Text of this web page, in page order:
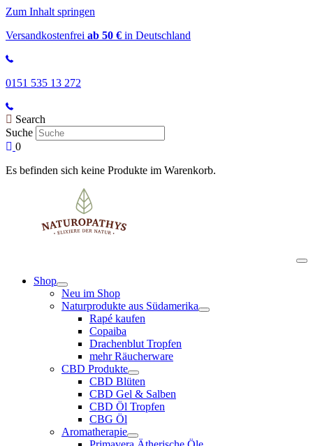
Zum Inhalt springen
Versandkostenfrei ab 50 € in Deutschland
0151 535 13 272
Search
Suche
0
Es befinden sich keine Produkte im Warenkorb.
Shop
Neu im Shop
Naturprodukte aus Südamerika
Rapé kaufen
Copaiba
Drachenblut Tropfen
mehr Räucherware
CBD Produkte
CBD Blüten
CBD Gel & Salben
CBD Öl Tropfen
CBG Öl
Aromatherapie